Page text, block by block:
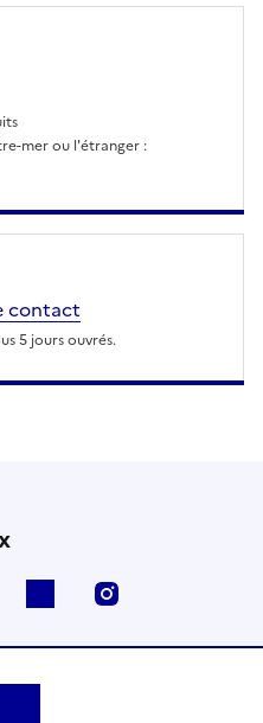
mer ou l'étranger :
contact
5 jours ouvrés.
Twitter)Flickr